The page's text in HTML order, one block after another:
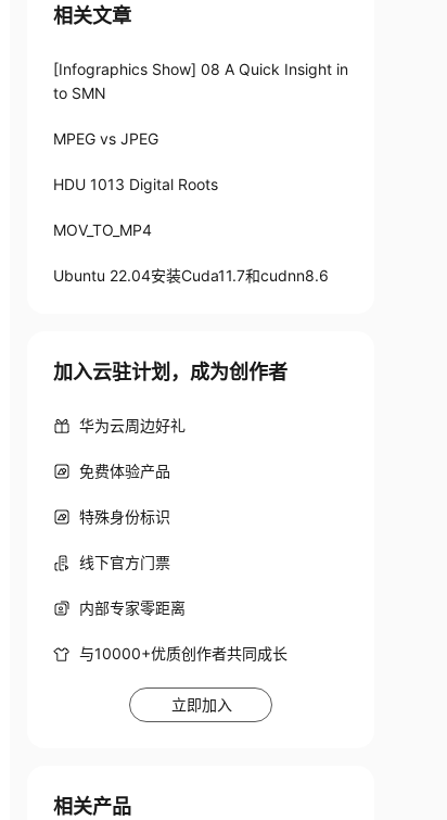
相关文章
[Infographics Show] 08 A Quick Insight in
to SMN
MPEG vs JPEG
HDU 1013 Digital Roots
MOV_TO_MP4
Ubuntu 22.04安装Cuda11.7和cudnn8.6
加入云驻计划，成为创作者
华为云周边好礼
免费体验产品
特殊身份标识
线下官方门票
内部专家零距离
与10000+优质创作者共同成长
立即加入
相关产品